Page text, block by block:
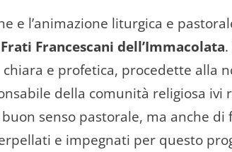
e l’animazione liturgica e
Frati Francescani dell’Immacolata
chiara e profetica, procedette alla
della comunità religiosa ivi
senso pastorale, ma anche di
e impegnati per questo